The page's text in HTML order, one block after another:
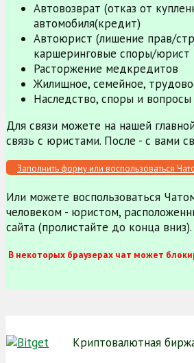
Автовозврат (отказ от
автомобиля(кредит)
Автоюрист (лишение прав/
каршеринговые споры/
Расторжение медкредитов
Жилищное, семейное,
Наследство, споры и вопросы
Для связи можете на нашей
связь с юристами. После - с вами
Заполнить форму или воспользоваться
Или можете воспользоваться
человеком - юристом,
сайта (пролистайте до конца вниз).
В некоторых браузерах чат может
Криптовалютная